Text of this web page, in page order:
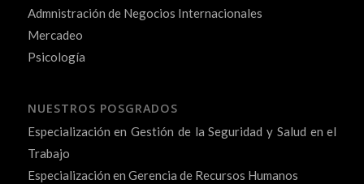
Admnistración de Negocios Internacionales
Mercadeo
Psicología
NUESTROS POSGRADOS
Especialización en Gestión de la Seguridad y Salud en el
Trabajo
Especialización en Gerencia de Recursos Humanos